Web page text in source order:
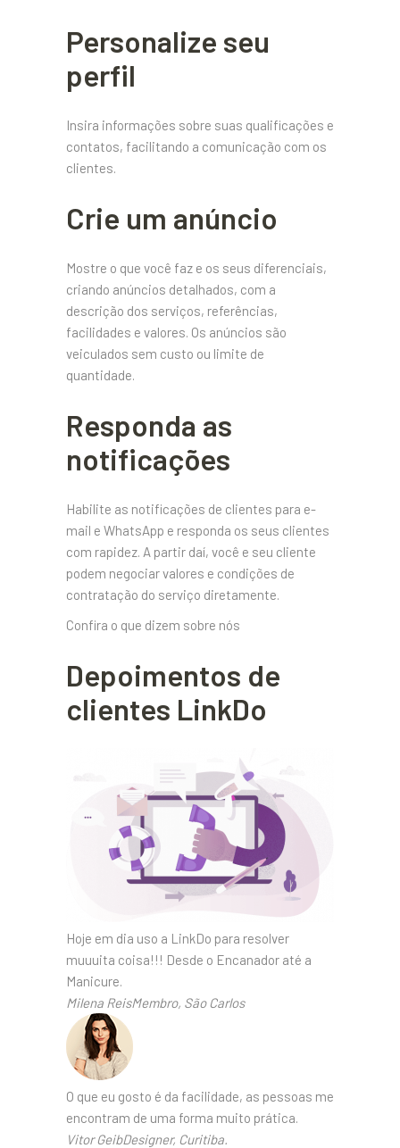
Personalize seu
perfil
Insira informações sobre suas qualificações e
contatos, facilitando a comunicação com os
clientes.
Crie um anúncio
Mostre o que você faz e os seus diferenciais,
criando anúncios detalhados, com a
descrição dos serviços, referências,
facilidades e valores. Os anúncios são
veiculados sem custo ou limite de
quantidade.
Responda as
notificações
Habilite as notificações de clientes para e-
mail e WhatsApp e responda os seus clientes
com rapidez. A partir daí, você e seu cliente
podem negociar valores e condições de
contratação do serviço diretamente.
Confira o que dizem sobre nós
Depoimentos de
clientes LinkDo
Hoje em dia uso a LinkDo para resolver
muuuita coisa!!! Desde o Encanador até a
Manicure.
Milena ReisMembro, São Carlos
O que eu gosto é da facilidade, as pessoas me
encontram de uma forma muito prática.
Vitor GeibDesigner, Curitiba.